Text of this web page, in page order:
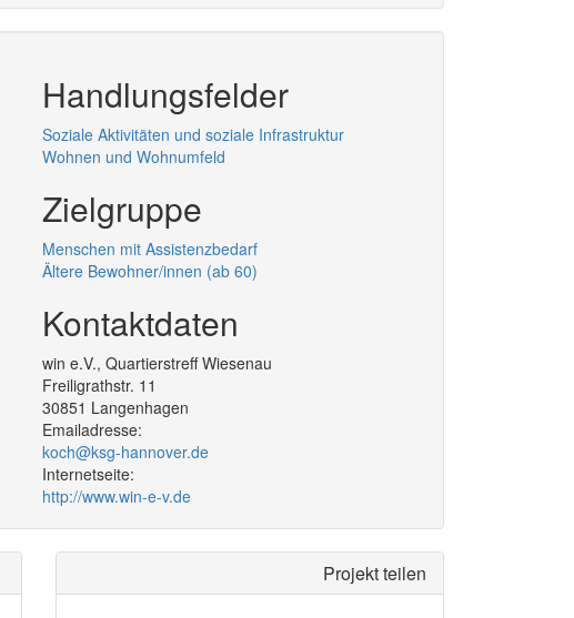
Handlungsfelder
Soziale Aktivitäten und soziale Infrastruktur
Wohnen und Wohnumfeld
Zielgruppe
Menschen mit Assistenzbedarf
Ältere Bewohner/innen (ab 60)
Kontaktdaten
win e.V., Quartierstreff Wiesenau
Freiligrathstr. 11
30851 Langenhagen
Emailadresse:
koch@ksg-hannover.de
Internetseite:
http://www.win-e-v.de
Projekt teilen